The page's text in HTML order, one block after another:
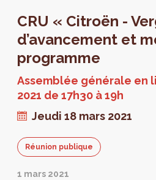
CRU « Citroën -
d’avancement et
programme
Assemblée générale en
2021 de 17h30 à 19h
Jeudi 18 mars 2021
Réunion publique
1 mars 2021